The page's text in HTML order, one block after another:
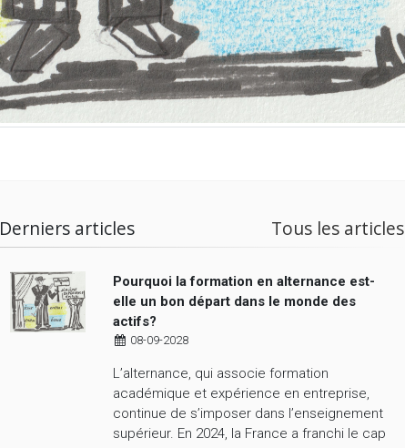
Derniers articles Tous les articles
Pourquoi la formation en alternance est-
elle un bon départ dans le monde des
actifs?
08-09-2028
L’alternance, qui associe formation
académique et expérience en entreprise,
continue de s’imposer dans l’enseignement
supérieur. En 2024, la France a franchi le cap